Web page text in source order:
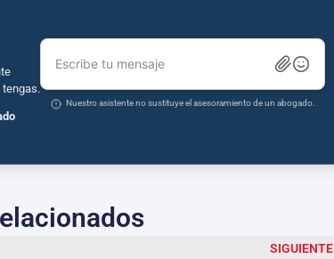
tengas.
Escribe tu mensaje
Nuestro asistente no sustituye el asesoramiento de un abogado.
SIGUIENTE